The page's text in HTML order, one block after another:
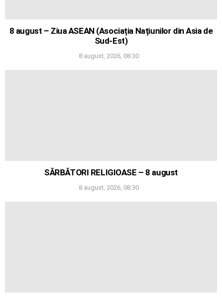
8 august – Ziua ASEAN (Asociația Națiunilor din Asia de
Sud-Est)
8 august, 2026, 08:30
SĂRBĂTORI RELIGIOASE – 8 august
8 august, 2026, 08:30